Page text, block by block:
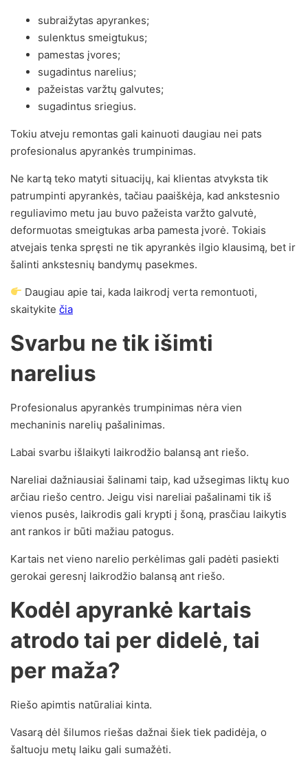
subraižytas apyrankes;
sulenktus smeigtukus;
pamestas įvores;
sugadintus narelius;
pažeistas varžtų galvutes;
sugadintus sriegius.
Tokiu atveju remontas gali kainuoti daugiau nei pats
profesionalus apyrankės trumpinimas.
Ne kartą teko matyti situacijų, kai klientas atvyksta tik
patrumpinti apyrankės, tačiau paaiškėja, kad ankstesnio
reguliavimo metu jau buvo pažeista varžto galvutė,
deformuotas smeigtukas arba pamesta įvorė. Tokiais
atvejais tenka spręsti ne tik apyrankės ilgio klausimą, bet ir
šalinti ankstesnių bandymų pasekmes.
Daugiau apie tai, kada laikrodį verta remontuoti,
skaitykite čia
Svarbu ne tik išimti
narelius
Profesionalus apyrankės trumpinimas nėra vien
mechaninis narelių pašalinimas.
Labai svarbu išlaikyti laikrodžio balansą ant riešo.
Nareliai dažniausiai šalinami taip, kad užsegimas liktų kuo
arčiau riešo centro. Jeigu visi nareliai pašalinami tik iš
vienos pusės, laikrodis gali krypti į šoną, prasčiau laikytis
ant rankos ir būti mažiau patogus.
Kartais net vieno narelio perkėlimas gali padėti pasiekti
gerokai geresnį laikrodžio balansą ant riešo.
Kodėl apyrankė kartais
atrodo tai per didelė, tai
per maža?
Riešo apimtis natūraliai kinta.
Vasarą dėl šilumos riešas dažnai šiek tiek padidėja, o
šaltuoju metų laiku gali sumažėti.